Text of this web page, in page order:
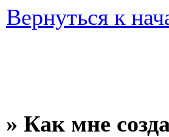
Вернуться к
» Как мне